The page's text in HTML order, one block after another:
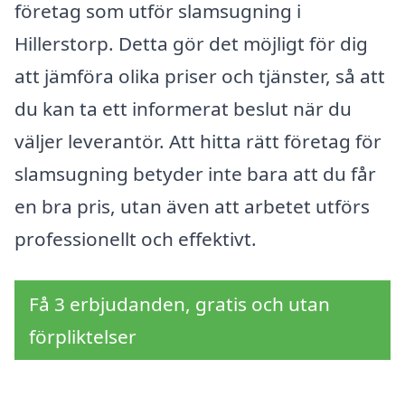
företag som utför slamsugning i
Hillerstorp. Detta gör det möjligt för dig
att jämföra olika priser och tjänster, så att
du kan ta ett informerat beslut när du
väljer leverantör. Att hitta rätt företag för
slamsugning betyder inte bara att du får
en bra pris, utan även att arbetet utförs
professionellt och effektivt.
Få 3 erbjudanden, gratis och utan
förpliktelser